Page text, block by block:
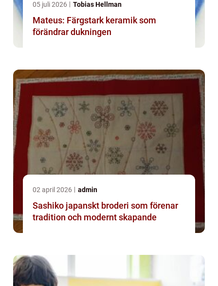
05 juli 2026 Tobias Hellman
Mateus: Färgstark keramik som
förändrar dukningen
02 april 2026 admin
Sashiko japanskt broderi som förenar
tradition och modernt skapande